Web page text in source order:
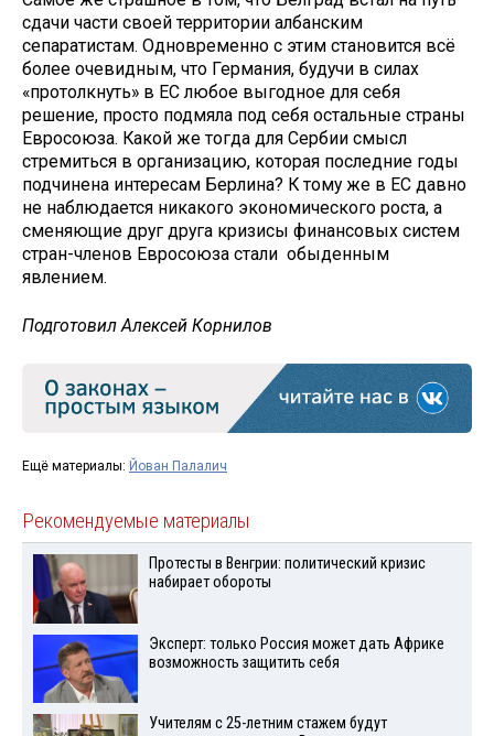
сдачи части своей территории албанским
сепаратистам. Одновременно с этим становится всё
более очевидным, что Германия, будучи в силах
«протолкнуть» в ЕС любое выгодное для себя
решение, просто подмяла под себя остальные страны
Евросоюза. Какой же тогда для Сербии смысл
стремиться в организацию, которая последние годы
подчинена интересам Берлина? К тому же в ЕС давно
не наблюдается никакого экономического роста, а
сменяющие друг друга кризисы финансовых систем
стран-членов Евросоюза стали обыденным
явлением.
Подготовил Алексей Корнилов
Ещё материалы: Йован Палалич
Рекомендуемые материалы
Протесты в Венгрии: политический кризис
набирает обороты
Эксперт: только Россия может дать Африке
возможность защитить себя
Учителям с 25-летним стажем будут